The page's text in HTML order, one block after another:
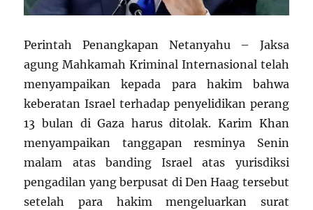
Perintah Penangkapan Netanyahu – Jaksa
agung Mahkamah Kriminal Internasional telah
menyampaikan kepada para hakim bahwa
keberatan Israel terhadap penyelidikan perang
13 bulan di Gaza harus ditolak. Karim Khan
menyampaikan tanggapan resminya Senin
malam atas banding Israel atas yurisdiksi
pengadilan yang berpusat di Den Haag tersebut
setelah para hakim mengeluarkan surat